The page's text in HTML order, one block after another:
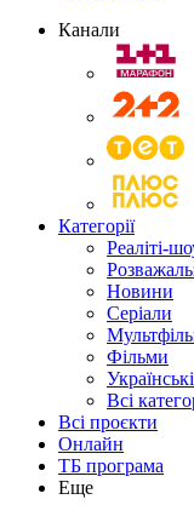
Канали
Категорії
Реаліті-
Новини
Серіали
Фільми
Всі
Всі проєкти
Онлайн
ТБ програма
Еще